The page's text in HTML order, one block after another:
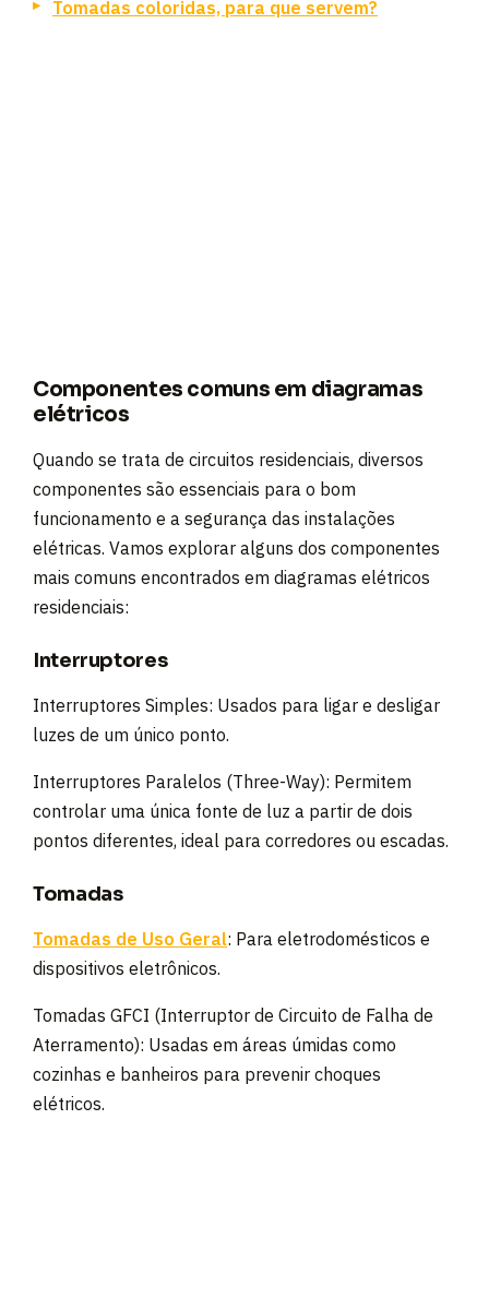
Tomadas coloridas, para que servem?
Componentes comuns em diagramas
elétricos
Quando se trata de circuitos residenciais, diversos
componentes são essenciais para o bom
funcionamento e a segurança das instalações
elétricas. Vamos explorar alguns dos componentes
mais comuns encontrados em diagramas elétricos
residenciais:
Interruptores
Interruptores Simples: Usados para ligar e desligar
luzes de um único ponto.
Interruptores Paralelos (Three-Way): Permitem
controlar uma única fonte de luz a partir de dois
pontos diferentes, ideal para corredores ou escadas.
Tomadas
Tomadas de Uso Geral: Para eletrodomésticos e
dispositivos eletrônicos.
Tomadas GFCI (Interruptor de Circuito de Falha de
Aterramento): Usadas em áreas úmidas como
cozinhas e banheiros para prevenir choques
elétricos.